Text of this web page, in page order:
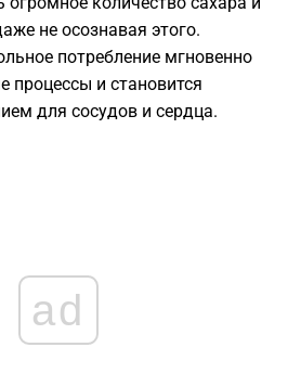
не осознавая этого.
потребление мгновенно
процессы и становится
для сосудов и сердца.
ad